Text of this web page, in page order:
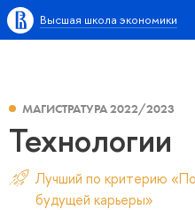
Высшая школа экономики
МАГИСТРАТУРА 2022/2023
Технологии
Лучший по критерию
будущей карьеры»